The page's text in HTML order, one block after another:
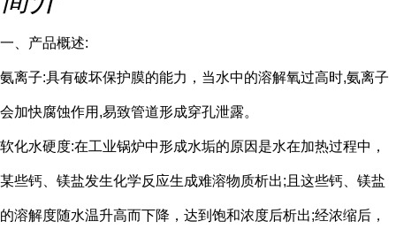
一、产品概述:
氨离子:具有破坏保护膜的能力，当水中的溶解氧过高时,氨离子
会加快腐蚀作用,易致管道形成穿孔泄露。
软化水硬度:在工业锅炉中形成水垢的原因是水在加热过程中，
某些钙、镁盐发生化学反应生成难溶物质析出;且这些钙、镁盐
的溶解度随水温升高而下降，达到饱和浓度后析出;经浓缩后，